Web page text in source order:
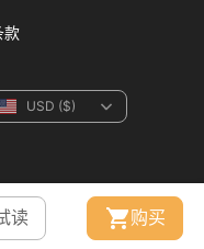
读 购买
款
reserved